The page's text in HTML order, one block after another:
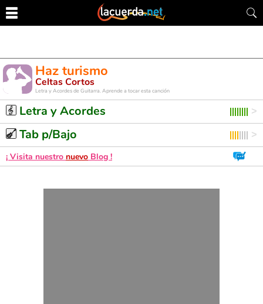
Haz turismo
Celtas Cortos
Letra y Acordes de Guitarra. Aprende a tocar esta canción
Letra y Acordes
Tab p/Bajo
¡ Visita nuestro nuevo Blog !